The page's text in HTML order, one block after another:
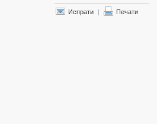
Испрати | Печати